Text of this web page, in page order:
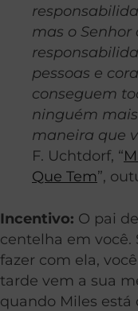
mas o Senhor
pessoas e
conseguem
ninguém
maneira que
F. Uchtdorf, “
Que Tem”,
Incentivo: O pai
centelha em você.
fazer com ela,
tarde vem a sua
quando Miles